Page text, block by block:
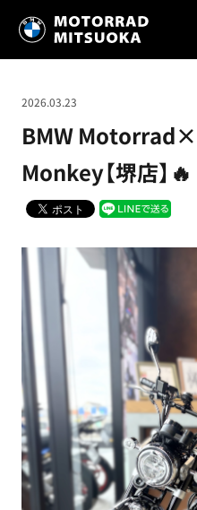
BMW
Monkey【堺店】🔥
2026.03.23